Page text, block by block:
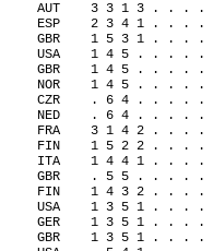
AUT 3 3 1 3 . . .
ESP 2 3 4 1 . . .
GBR 1 5 3 1 . . .
USA 1 4 5 . . . . .
GBR 1 4 5 . . . . .
NOR 1 4 5 . . . . .
CZR . 6 4 . . . . .
NED . 6 4 . . . . .
FRA 3 1 4 2 . . .
FIN 1 5 2 2 . . .
ITA 1 4 4 1 . . .
GBR . 5 5 . . . . .
FIN 1 4 3 2 . . .
USA 1 3 5 1 . . .
GER 1 3 5 1 . . .
GBR 1 3 5 1 . . .